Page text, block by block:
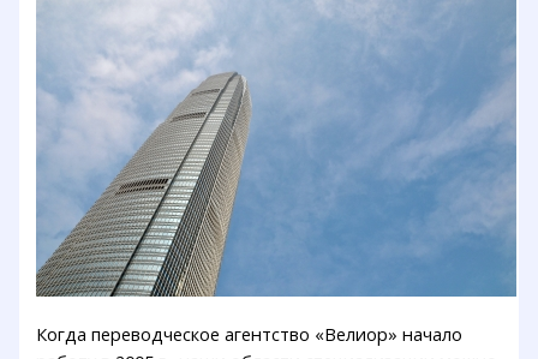
Когда переводческое агентство «Велиор» начало